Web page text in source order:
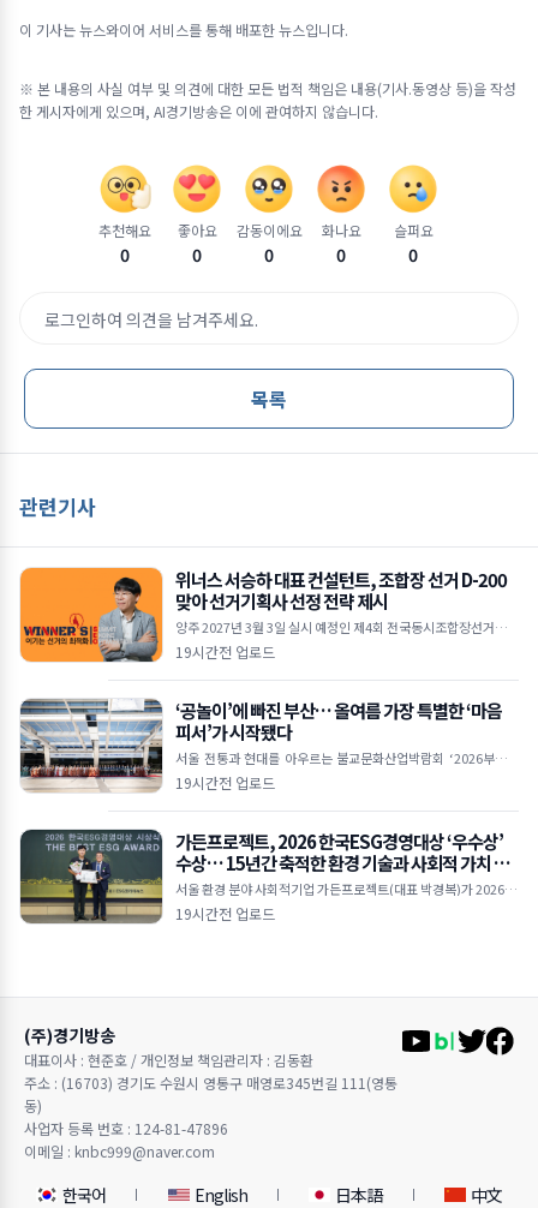
이 기사는 뉴스와이어 서비스를 통해 배포한 뉴스입니다.
※ 본 내용의 사실 여부 및 의견에 대한 모든 법적 책임은 내용(기사.동영상 등)을 작성
한 게시자에게 있으며, AI경기방송은 이에 관여하지 않습니다.
추천해요
0
좋아요
0
감동이에요
0
화나요
0
슬퍼요
0
로그인하여 의견을 남겨주세요.
목록
관련기사
위너스 서승하 대표 컨설턴트, 조합장 선거 D-200
맞아 선거기획사 선정 전략 제시
양주 2027년 3월 3일 실시 예정인 제4회 전국동시조합장선거가 D
-200 국면에 접어들면서 출마예정자들의 선거 준비가 본격화되고
19시간전 업로드
‘공놀이’에 빠진 부산… 올여름 가장 특별한 ‘마음
피서’가 시작됐다
서울 전통과 현대를 아우르는 불교문화산업박람회 ‘2026부산국
제불교박람회’가 8월 6일 오후 2시 부산 벡스코(BEXCO) 제1전시
19시간전 업로드
가든프로젝트, 2026 한국ESG경영대상 ‘우수상’
수상… 15년간 축적한 환경 기술과 사회적 가치 인
정받아
서울 환경 분야 사회적기업 가든프로젝트(대표 박경복)가 2026 한
국ESG경영대상 ‘우수상’을 수상했다. 이번 수상은 지난 15년간
19시간전 업로드
(주)경기방송
대표이사 : 현준호 / 개인정보 책임관리자 : 김동환
주소 : (16703) 경기도 수원시 영통구 매영로345번길 111(영통
동)
사업자 등록 번호 : 124-81-47896
이메일 : knbc999@naver.com
한국어 English 日本語 中文